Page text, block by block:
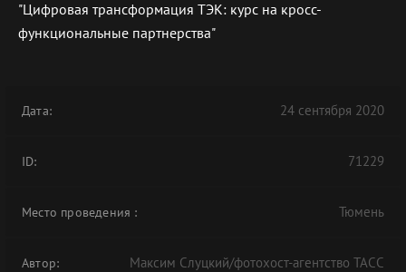
"Цифровая трансформация ТЭК: курс на кросс-
функциональные партнерства"
Дата: 24 сентября 2020
ID: 71229
Место проведения : Тюмень
Автор: Максим Слуцкий/фотохост-агентство ТАСС